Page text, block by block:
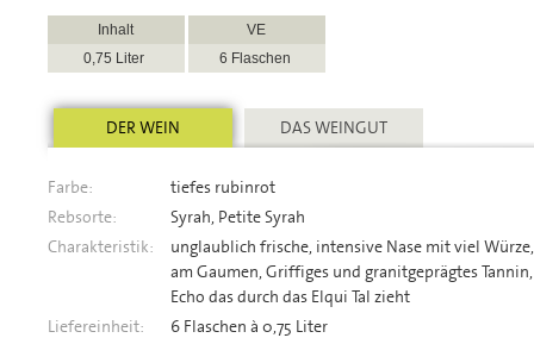
Inhalt
VE
0,75 Liter
6 Flaschen
DER WEIN DAS WEINGUT
Farbe:
tiefes rubinrot
Rebsorte:
Syrah, Petite Syrah
Charakteristik:
unglaublich frische, intensive Nase mit viel
am Gaumen, Griffiges und granitgeprägtes
Echo das durch das Elqui Tal zieht
Liefereinheit:
6 Flaschen à 0,75 Liter